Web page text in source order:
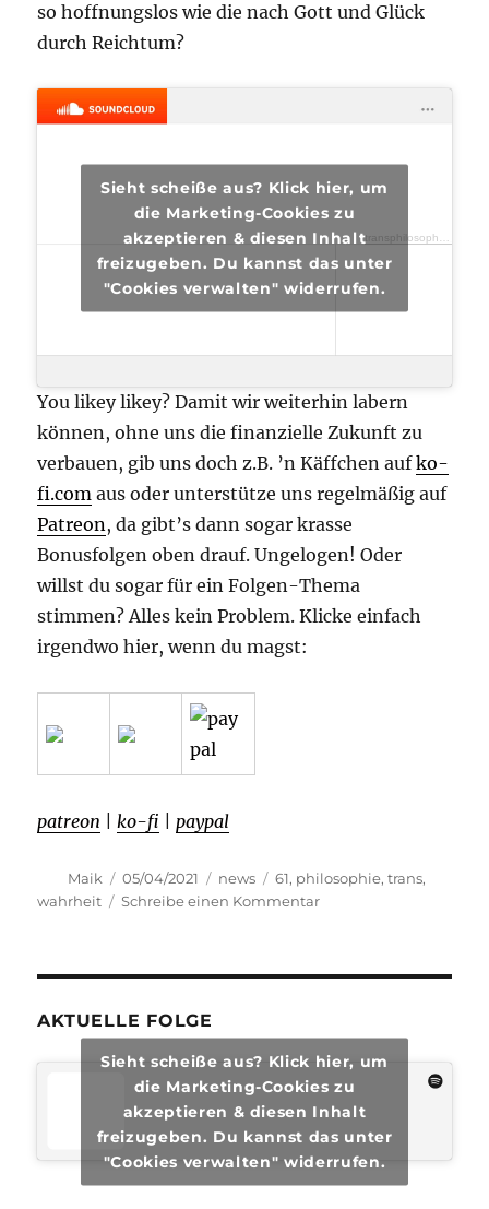
so hoffnungslos wie die nach Gott und Glück
durch Reichtum?
transphilosophisch
Sieht scheiße aus? Klick hier, um
die Marketing-Cookies zu
akzeptieren & diesen Inhalt
freizugeben. Du kannst das unter
"Cookies verwalten" widerrufen.
You likey likey? Damit wir weiterhin labern
können, ohne uns die finanzielle Zukunft zu
verbauen, gib uns doch z.B. ’n Käffchen aufko-
fi.com aus oder unterstütze uns regelmäßig auf
Patreon, da gibt’s dann sogar krasse
Bonusfolgen oben drauf. Ungelogen! Oder
willst du sogar für ein Folgen-Thema
stimmen? Alles kein Problem. Klicke einfach
irgendwo hier, wenn du magst:
patreon |ko-fi |paypal
Autor
Maik
Veröffentlicht
am
05/04/2021 Kategorien
news Schlagwörter
61, philosophie,trans,
wahrheit
Schreibe einen Kommentarzu
AKTUELLE FOLGE
Sieht scheiße aus? Klick hier, um
die Marketing-Cookies zu
akzeptieren & diesen Inhalt
freizugeben. Du kannst das unter
"Cookies verwalten" widerrufen.